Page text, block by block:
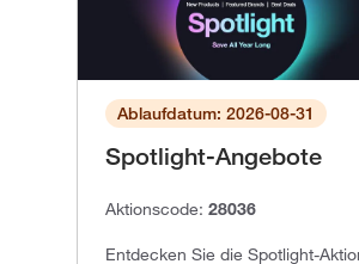
Ablaufdatum: 2026-08-31
Spotlight-Angebote
Aktionscode: 28036
Entdecken Sie die Spotlight-